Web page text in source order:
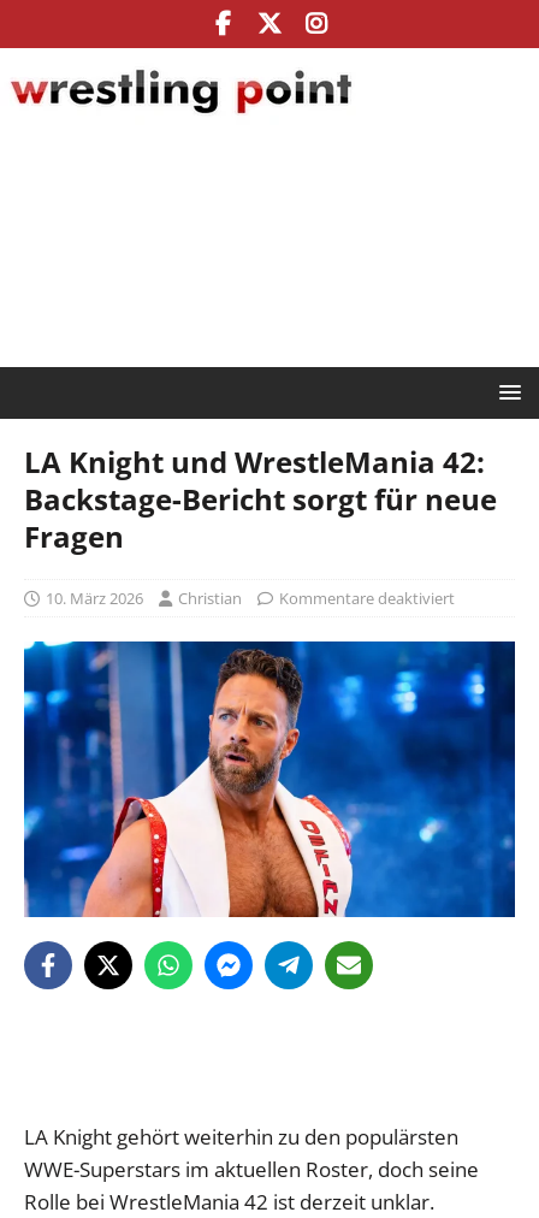
LA Knight und WrestleMania 42:
Backstage-Bericht sorgt für neue
Fragen
10. März 2026 Christian Kommentare deaktiviert
LA Knight gehört weiterhin zu den populärsten
WWE-Superstars im aktuellen Roster, doch seine
Rolle bei WrestleMania 42 ist derzeit unklar.